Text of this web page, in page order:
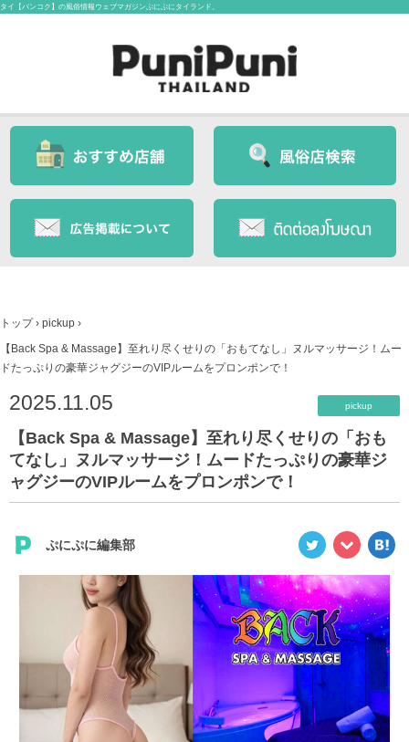
タイ【バンコク】の風俗情報ウェブマガジンぷにぷにタイランド。
トップ › pickup ›
【Back Spa & Massage】至れり尽くせりの「おもてなし」ヌルマッサージ！ムー
ドたっぷりの豪華ジャグジーのVIPルームをプロンポンで！
2025.11.05 pickup
【Back Spa & Massage】至れり尽くせりの「おも
てなし」ヌルマッサージ！ムードたっぷりの豪華ジ
ャグジーのVIPルームをプロンポンで！
ぷにぷに編集部